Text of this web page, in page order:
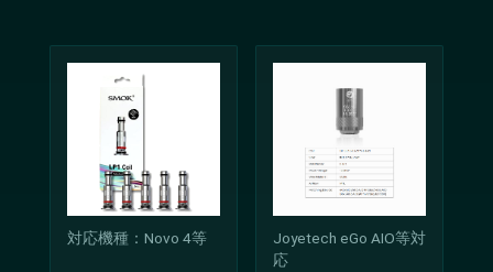
対応機種：Novo 4等
Joyetech eGo AIO等対
応